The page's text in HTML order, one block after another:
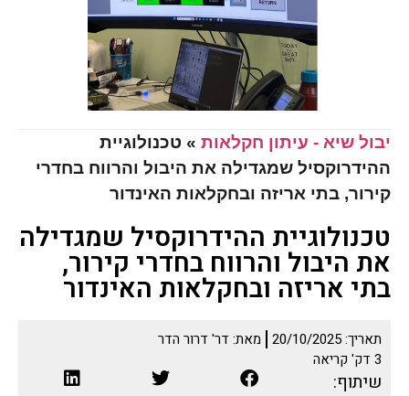
יבול שיא - עיתון חקלאות » טכנולוגיית
ההידרוקסיל שמגדילה את היבול והרווח בחדרי
קירור, בתי אריזה ובחקלאות האינדור
טכנולוגיית ההידרוקסיל שמגדילה
את היבול והרווח בחדרי קירור,
בתי אריזה ובחקלאות האינדור
תאריך:20/10/2025 מאת: דר' דרור הדר
3 דק' קריאה
שיתוף: